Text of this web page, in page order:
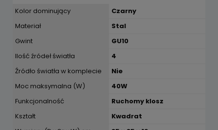
Kolor dominujący
Czarny
Materiał
Stal
Gwint
GU10
Ilość źródeł światła
4
Źródło światła w komplecie
Nie
Moc maksymalna (W)
40W
Funkcjonalność
Ruchomy klosz
Kształt
Kwadrat